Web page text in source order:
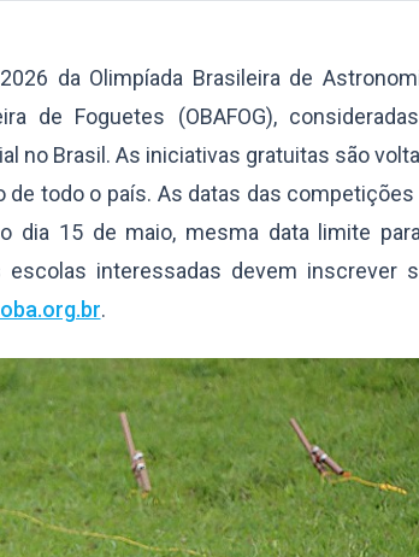
da Olimpíada Brasileira de
de Foguetes (OBAFOG),
no Brasil. As iniciativas gratuitas são
todo o país. As datas das competições
dia 15 de maio, mesma data limite
escolas interessadas devem inscrever
.